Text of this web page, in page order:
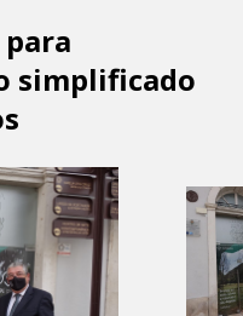
simplificado